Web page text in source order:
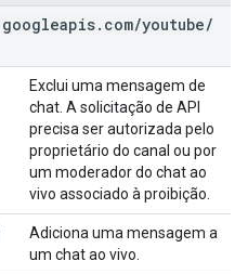
googleapis. com/youtube/
Exclui uma mensagem de
chat. A solicitação de API
precisa ser autorizada pelo
proprietário do canal ou por
um moderador do chat ao
vivo associado à proibição.
Adiciona uma mensagem a
um chat ao vivo.